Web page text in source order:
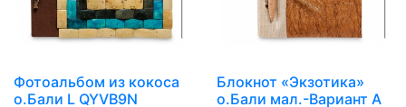
Фотоальбом из кокоса
о.Бали L QYVB9N
Блокнот «Экзотика»
о.Бали мал.-Вариант A